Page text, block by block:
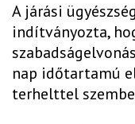
A járási
indítványozta,
nap időtartamú
terhelttel